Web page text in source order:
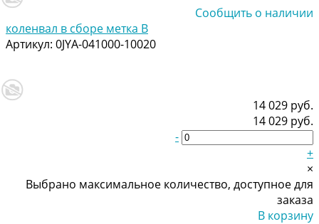
14 029 руб.
14 029 руб.
-
+
×
Выбрано максимальное количество, доступное для
заказа
В корзину
Сообщить о наличии
коленвал в сборе метка B
Артикул: 0JYA-041000-10020